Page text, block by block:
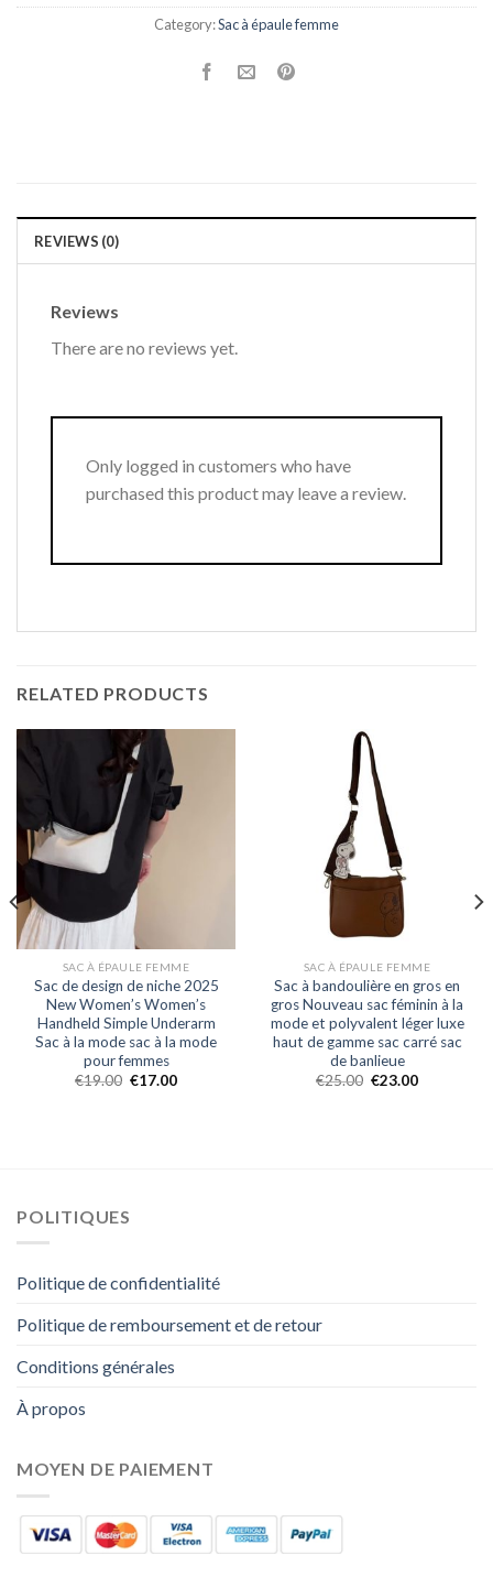
Category:Sac à épaule femme
REVIEWS (0)
Reviews
There are no reviews yet.
Only logged in customers who have
purchased this product may leave a review.
RELATED PRODUCTS
SAC À ÉPAULE FEMME
Sac de design de niche 2025
New Women’s Women’s
Handheld Simple Underarm
Sac à la mode sac à la mode
pour femmes
€19.00 €17.00
SAC À ÉPAULE FEMME
Sac à bandoulière en gros en
gros Nouveau sac féminin à la
mode et polyvalent léger luxe
haut de gamme sac carré sac
de banlieue
€25.00 €23.00
POLITIQUES
Politique de confidentialité
Politique de remboursement et de retour
Conditions générales
À propos
MOYEN DE PAIEMENT